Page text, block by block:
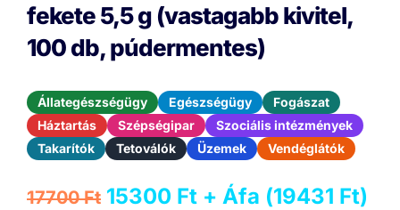
fekete 5,5 g (vastagabb kivitel,
100 db, púdermentes)
Állategészségügy Egészségügy
Fogászat
Háztartás
Szépségipar
Szociális intézmények
Takarítók
Tetoválók Üzemek Vendéglátók
17700Ft Original
15300 Ft Current
+ Áfa (19431 Ft)